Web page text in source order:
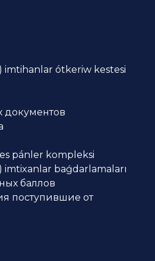
imtihanlar ótkeriw kestesi
документов
pánler kompleksi
imtixanlar baǵdarlamaları
баллов
поступившие от